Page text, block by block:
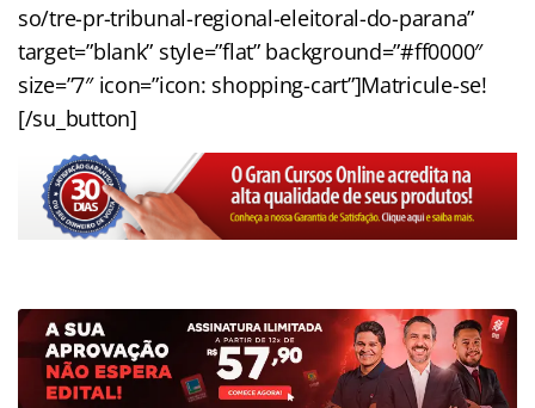
so/tre-pr-tribunal-regional-eleitoral-do-parana”
target=”blank” style=”flat” background=”#ff0000″
size=”7″ icon=”icon: shopping-cart”]Matricule-se!
[/su_button]